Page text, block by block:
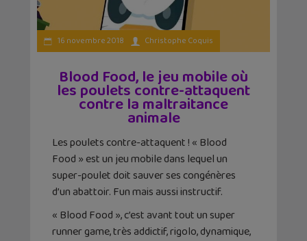
16 novembre 2018 Christophe Coquis
Blood Food, le jeu mobile où
les poulets contre-attaquent
contre la maltraitance
animale
Les poulets contre-attaquent ! « Blood
Food » est un jeu mobile dans lequel un
super-poulet doit sauver ses congénères
d’un abattoir. Fun mais aussi instructif.
« Blood Food », c’est avant tout un super
runner game, très addictif, rigolo, dynamique,